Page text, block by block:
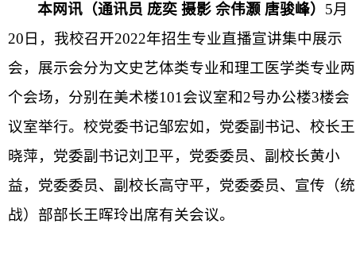
本网讯（通讯员 庞奕 摄影 佘伟灏 唐骏峰） 5月
20日，我校召开2022年招生专业直播宣讲集中展示
会，展示会分为文史艺体类专业和理工医学类专业两
个会场，分别在美术楼101会议室和2号办公楼3楼会
议室举行。校党委书记邹宏如，党委副书记、校长王
晓萍，党委副书记刘卫平，党委委员、副校长黄小
益，党委委员、副校长高守平，党委委员、宣传（统
战）部部长王晖玲出席有关会议。